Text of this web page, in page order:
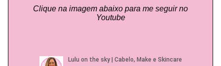
Clique na imagem abaixo para me seguir no
Youtube